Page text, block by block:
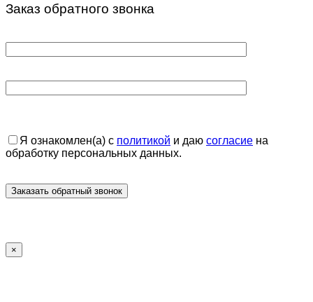
Заказ обратного звонка
Я ознакомлен(а) с политикой и даю согласие на
обработку персональных данных.
×